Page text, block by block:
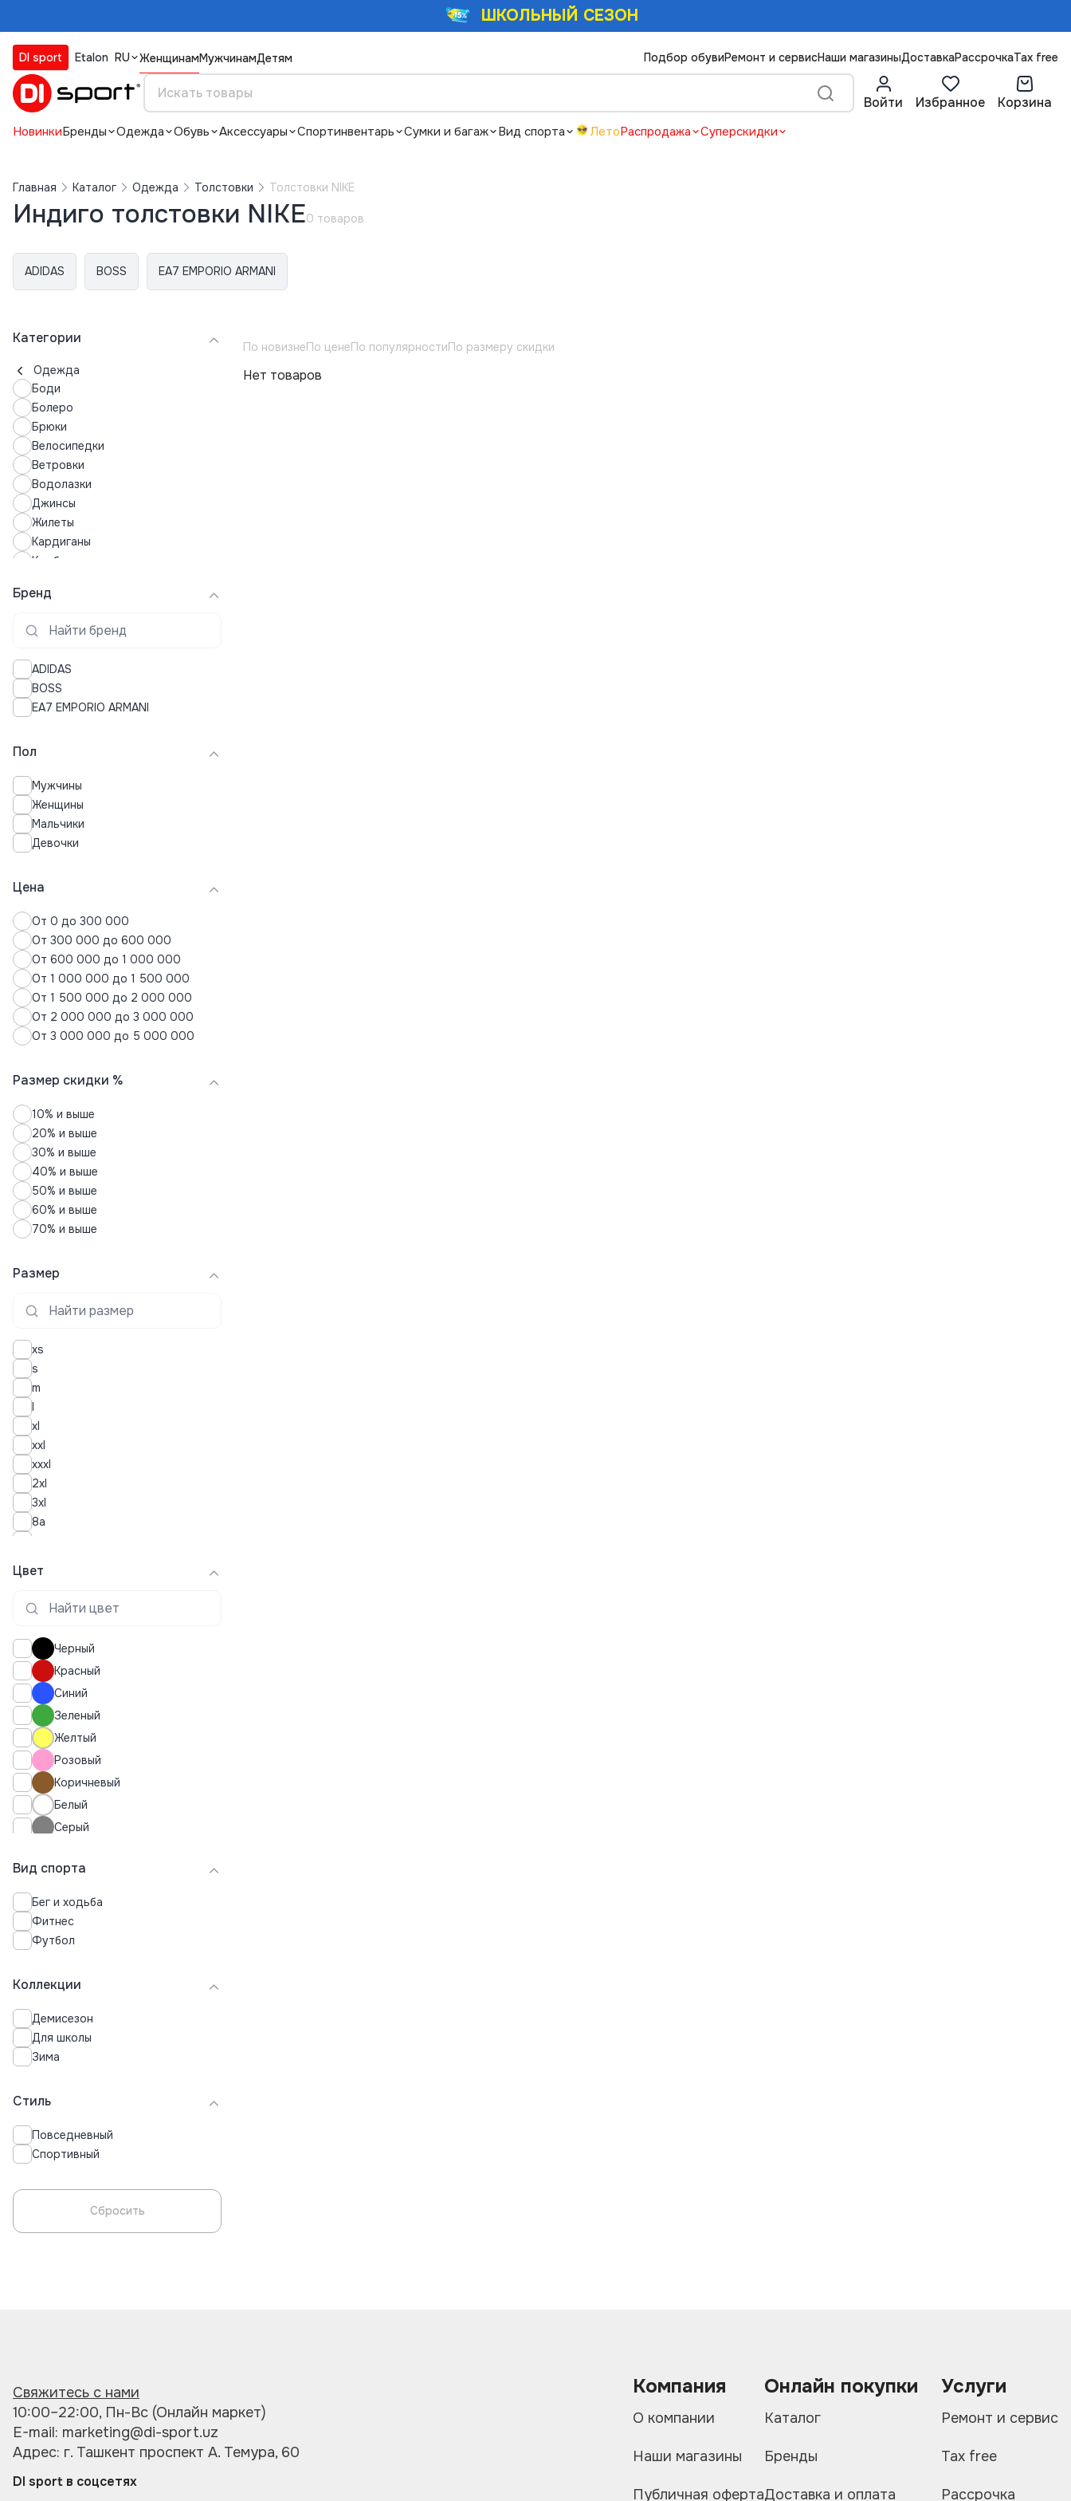
ШКОЛЬНЫЙ СЕЗОН
DI sport Etalon RU ЖенщинамМужчинамДетям Подбор обувиРемонт и сервисНаши магазиныДоставкаРассрочкаTax free
Войти Избранное Корзина
НовинкиБренды Одежда Обувь Аксессуары Спортинвентарь Сумки и багаж Вид спорта ЛетоРаспродажа Суперскидки
Главная Каталог Одежда Толстовки Толстовки NIKE
Индиго толстовки NIKE0 товаров
ADIDAS BOSS EA7 EMPORIO ARMANI
Категории
Одежда
Боди
Болеро
Брюки
Велосипедки
Ветровки
Водолазки
Джинсы
Жилеты
Кардиганы
Комбинезоны
Купальники
Куртки
Лонгсливы
Лосины
Майки
Пальто
Плавки
Платья
Поло
Пуховики
Свитера
Спортивные костюмы
Термобелье
Толстовки
Топы
Футболки
Хиджабы
Худи
Юбки
Бренд
ADIDAS
BOSS
EA7 EMPORIO ARMANI
Пол
Мужчины
Женщины
Мальчики
Девочки
Цена
От 0 до 300 000
От 300 000 до 600 000
От 600 000 до 1 000 000
От 1 000 000 до 1 500 000
От 1 500 000 до 2 000 000
От 2 000 000 до 3 000 000
От 3 000 000 до 5 000 000
Размер скидки %
10% и выше
20% и выше
30% и выше
40% и выше
50% и выше
60% и выше
70% и выше
Размер
xs
s
m
l
xl
xxl
xxxl
2xl
3xl
8a
12a
d34
d36
d38
d40
d42
104
110
116
128
140
152
164
Цвет
Черный
Красный
Синий
Зеленый
Желтый
Розовый
Коричневый
Белый
Серый
Серебряный
Сиреневый
Ментоловый
Графитовый
Вид спорта
Бег и ходьба
Фитнес
Футбол
Коллекции
Демисезон
Для школы
Зима
Стиль
Повседневный
Спортивный
Сбросить
По новизнеПо ценеПо популярностиПо размеру скидки
Нет товаров
Свяжитесь с нами
10:00–22:00, Пн-Вс (Онлайн маркет)
E-mail: marketing@di-sport.uz
Адрес: г. Ташкент проспект А. Темура, 60
DI sport в соцсетях
Компания
О компании
Наши магазины
Публичная оферта
Онлайн покупки
Каталог
Бренды
Доставка и оплата
Услуги
Ремонт и сервис
Tax free
Рассрочка